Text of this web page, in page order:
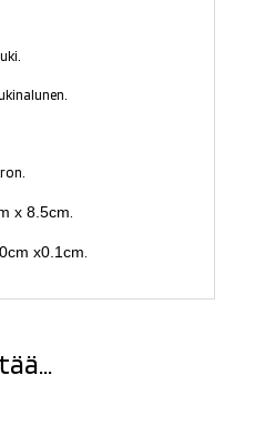
x 8.5cm.
x0.1cm.